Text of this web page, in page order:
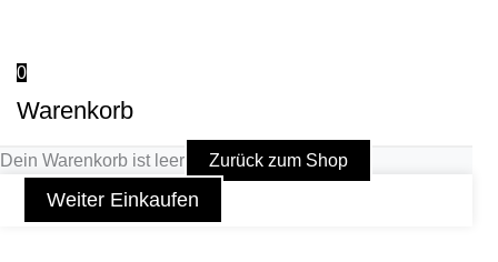
0
Warenkorb
Dein Warenkorb ist leer Zurück zum Shop
Weiter Einkaufen